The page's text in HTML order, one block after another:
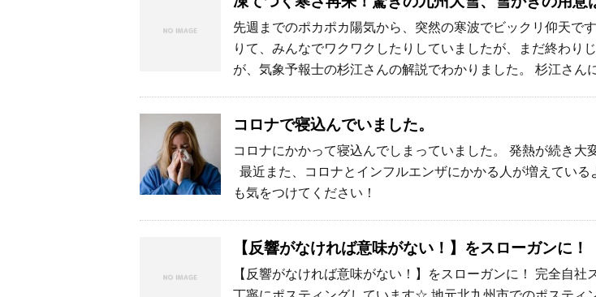
先週までのポカポカ陽気から、突然の寒波でビックリ仰天で
りて、みんなでワクワクしたりしていましたが、まだ終わり
が、気象予報士の杉江さんの解説でわかりました。 杉江さん
コロナで寝込んでいました。
コロナにかかって寝込んでしまっていました。 発熱が続き大
最近また、コロナとインフルエンザにかかる人が増えている
も気をつけてください！
【反響がなければ意味がない！】をスローガンに！
【反響がなければ意味がない！】をスローガンに！ 完全自社